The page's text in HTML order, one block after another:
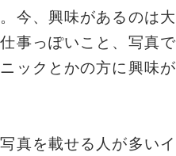
今、興味があるのは大
事っぽいこと、写真で
ックとかの方に興味が
真を載せる人が多いイ